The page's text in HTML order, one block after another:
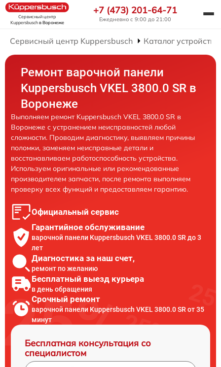
Сервисный центр
Kuppersbuschв Воронеже
+7 (473) 201-64-71
Ежедневно с 9:00 до 21:00
Сервисный центр Kuppersbusch Каталог устройств
Ремонт варочной панели
Kuppersbusch VKEL 3800.0 SR в
Воронеже
Выполняем ремонт Kuppersbusch VKEL 3800.0 SR в
Воронеже с устранением неисправностей любой
сложности. Проводим диагностику, выявляем причины
поломки, заменяем неисправные детали и
восстанавливаем работоспособность устройства.
Используем оригинальные или рекомендованные
производителем запчасти, после ремонта выполняем
проверку всех функций и предоставляем гарантию.
Официальный сервис
Гарантийное обслуживание
варочной панели Kuppersbusch VKEL 3800.0 SR до 3
лет
Диагностика за наш счет,
ремонт по желанию
Бесплатный выезд курьера
в день обращения
Срочный ремонт
варочной панели Kuppersbusch VKEL 3800.0 SR от 35
минут
Бесплатная консультация со
специалистом